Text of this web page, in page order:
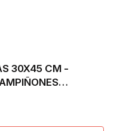
30X45 CM -